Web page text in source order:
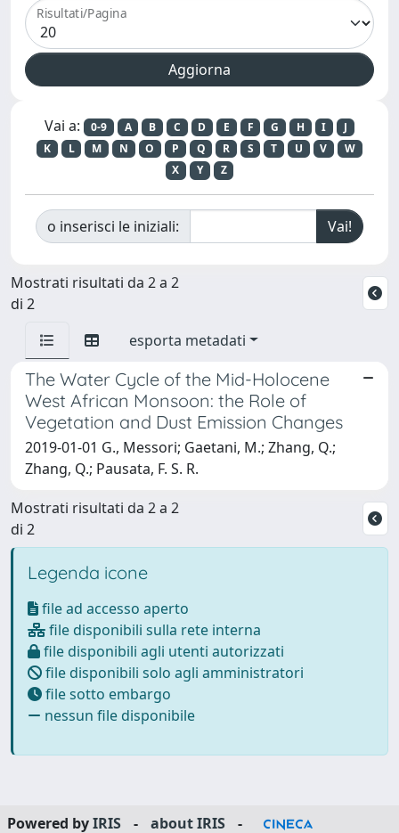
Risultati/Pagina
Vai a: 0-9 A B C D E F G H I
J
K
L M N O P Q R S T U V
W
X
Y Z
o inserisci le iniziali:
Mostrati risultati da 2 a 2
di 2
esporta metadati
The Water Cycle of the Mid-Holocene
West African Monsoon: the Role of
Vegetation and Dust Emission Changes
2019-01-01 G., Messori; Gaetani, M.; Zhang, Q.;
Zhang, Q.; Pausata, F. S. R.
Mostrati risultati da 2 a 2
di 2
Legenda icone
file ad accesso aperto
file disponibili sulla rete interna
file disponibili agli utenti autorizzati
file disponibili solo agli amministratori
file sotto embargo
nessun file disponibile
Powered byIRIS - about IRIS -